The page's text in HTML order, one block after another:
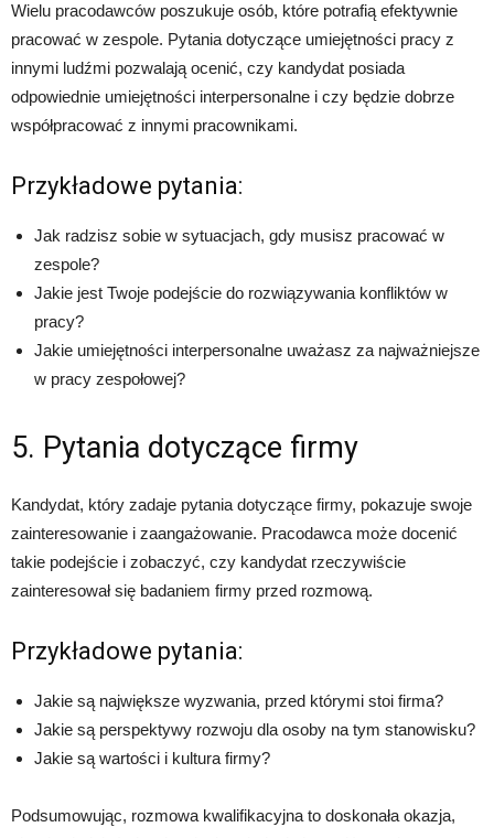
Wielu pracodawców poszukuje osób, które potrafią efektywnie
pracować w zespole. Pytania dotyczące umiejętności pracy z
innymi ludźmi pozwalają ocenić, czy kandydat posiada
odpowiednie umiejętności interpersonalne i czy będzie dobrze
współpracować z innymi pracownikami.
Przykładowe pytania:
Jak radzisz sobie w sytuacjach, gdy musisz pracować w
zespole?
Jakie jest Twoje podejście do rozwiązywania konfliktów w
pracy?
Jakie umiejętności interpersonalne uważasz za najważniejsze
w pracy zespołowej?
5. Pytania dotyczące firmy
Kandydat, który zadaje pytania dotyczące firmy, pokazuje swoje
zainteresowanie i zaangażowanie. Pracodawca może docenić
takie podejście i zobaczyć, czy kandydat rzeczywiście
zainteresował się badaniem firmy przed rozmową.
Przykładowe pytania:
Jakie są największe wyzwania, przed którymi stoi firma?
Jakie są perspektywy rozwoju dla osoby na tym stanowisku?
Jakie są wartości i kultura firmy?
Podsumowując, rozmowa kwalifikacyjna to doskonała okazja,